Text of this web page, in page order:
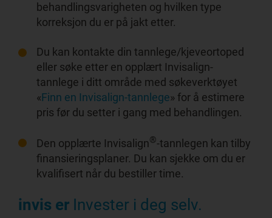
behandlingsvarigheten og hvilken type
korreksjon du er på jakt etter.
Du kan kontakte din tannlege/kjeveortoped
eller søke etter en opplært Invisalign-
tannlege i ditt område med søkeverktøyet
«Finn en Invisalign-tannlege» for å estimere
pris før du setter i gang med behandlingen.
Den opplærte Invisalign®-tannlegen kan tilby
finansieringsplaner. Du kan sjekke om du er
kvalifisert når du bestiller time.
invis er Invester i deg selv.